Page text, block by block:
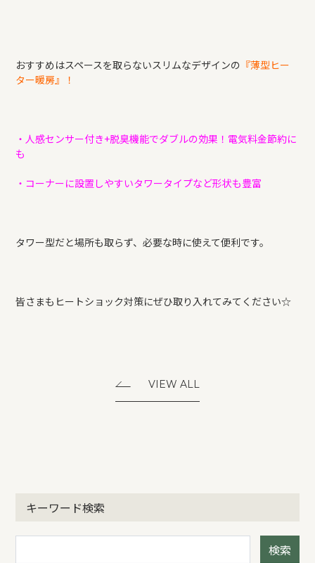
おすすめはスペースを取らないスリムなデザインの 『薄型ヒー
ター暖房』！
・人感センサー付き+脱臭機能でダブルの効果！電気料金節約に
も
・コーナーに設置しやすいタワータイプなど形状も豊富
タワー型だと場所も取らず、必要な時に使えて便利です。
皆さまもヒートショック対策にぜひ取り入れてみてください☆
キーワード検索
検索
VIEW ALL